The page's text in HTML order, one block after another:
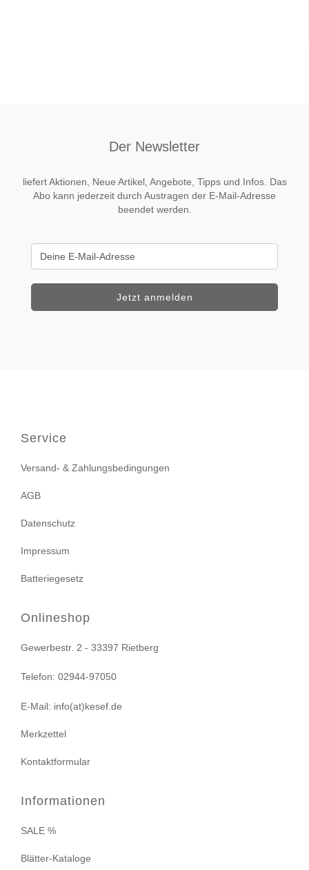
Der Newsletter
liefert Aktionen, Neue Artikel, Angebote, Tipps und Infos. Das
Abo kann jederzeit durch Austragen der E-Mail-Adresse
beendet werden.
Service
Versand- & Zahlungsbedingungen
AGB
Datenschutz
Impressum
Batteriegesetz
Onlineshop
Gewerbestr. 2 - 33397 Rietberg
Telefon: 02944-97050
E-Mail: info(at)kesef.de
Merkzettel
Kontaktformular
Informationen
SALE %
Blätter-Kataloge